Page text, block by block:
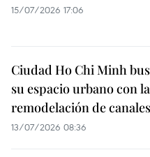
15/07/2026 17:06
Ciudad Ho Chi Minh
su espacio urbano con la
remodelación de canales
13/07/2026 08:36